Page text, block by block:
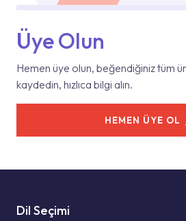
Üye Olun
Hemen üye olun, beğendiğiniz tüm
kaydedin, hızlıca bilgi alın.
HEMEN ÜYE OL
Dil Seçimi